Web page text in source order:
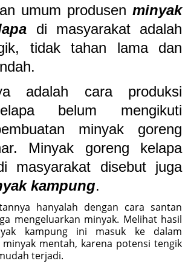
umum produsen minyak
di masyarakat adalah
tidak tahan lama dan
adalah cara produksi
belum mengikuti
minyak goreng
Minyak goreng kelapa
masyarakat disebut juga
kampung.
hanyalah dengan cara santan
mengeluarkan minyak. Melihat hasil
kampung ini masuk ke dalam
minyak mentah, karena potensi tengik
terjadi.